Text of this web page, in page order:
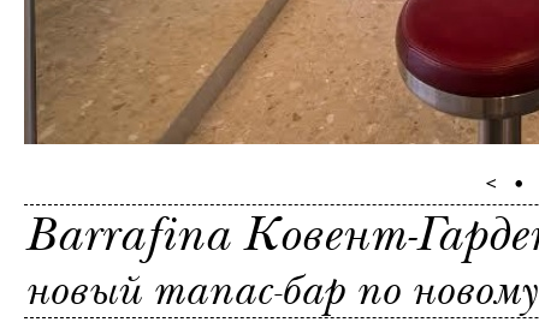
Barrafina Ковент-
новый тапас-бар по новому